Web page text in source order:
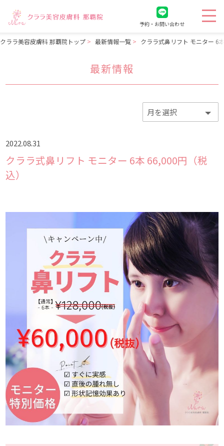
予約・お問い合わせ
クララ美容皮膚科 那覇院トップ 最新情報一覧 クララ式鼻リフト モニター 6
最新情報
2022.08.31
クララ式鼻リフト モニター 6本 66,000円（税
込）